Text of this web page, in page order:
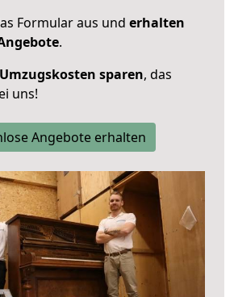
Formular aus und erhalten
.
sparen, das
uns!
Angebote erhalten